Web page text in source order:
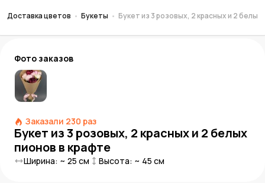
Доставка цветов Букеты Букет из 3 розовых, 2 красных и 2
Фото заказов
Заказали 230 раз
Букет из 3 розовых, 2 красных и 2 белых
пионов в крафте
Ширина: ~ 25 см Высота: ~ 45 см